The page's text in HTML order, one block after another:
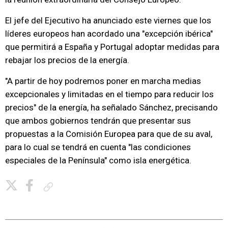
El jefe del Ejecutivo ha anunciado este viernes que los
líderes europeos han acordado una "excepción ibérica"
que permitirá a España y Portugal adoptar medidas para
rebajar los precios de la energía.
"A partir de hoy podremos poner en marcha medias
excepcionales y limitadas en el tiempo para reducir los
precios" de la energía, ha señalado Sánchez, precisando
que ambos gobiernos tendrán que presentar sus
propuestas a la Comisión Europea para que de su aval,
para lo cual se tendrá en cuenta "las condiciones
especiales de la Península" como isla energética.